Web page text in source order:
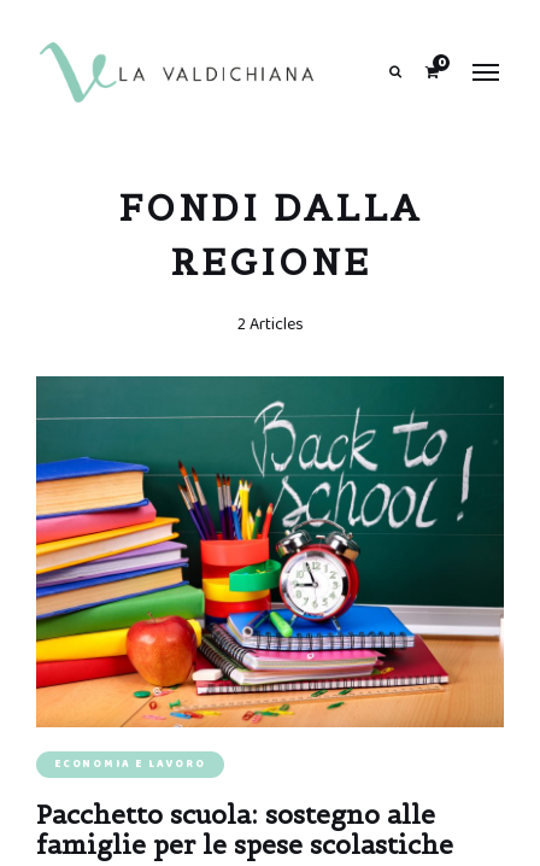
0
FONDI DALLA
REGIONE
2 Articles
ECONOMIA E LAVORO
Pacchetto scuola: sostegno alle
famiglie per le spese scolastiche